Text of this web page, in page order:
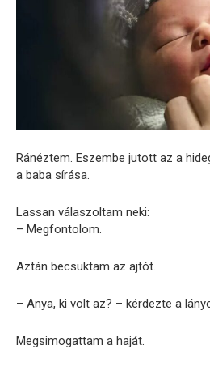
Ránéztem. Eszembe jutott az a
a baba sírása.
Lassan válaszoltam neki:
– Megfontolom.
Aztán becsuktam az ajtót.
– Anya, ki volt az? – kérdezte a
Megsimogattam a haját.